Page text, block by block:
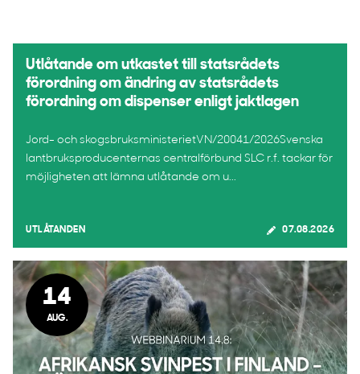
Utlåtande om utkastet till statsrådets
förordning om ändring av statsrådets
förordning om dispenser enligt jaktlagen
Jord- och skogsbruksministerietVN/20041/2026Svenska
lantbruksproducenternas centralförbund SLC r.f. tackar för
möjligheten att lämna utlåtande om u...
UTLÅTANDEN 07.08.2026
14
AUG.